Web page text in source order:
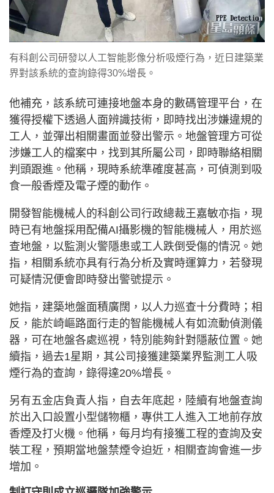
有科創公司研發以人工智能影像分析吸煙行為，近日建築業
界對該系統的查詢錄得30%增長。
他補充，該系統可連接地盤本身的數碼管理平台，在
獲得授權下透過人面辨識技術，即時找出涉嫌違規的
工人，並彈出相關畫面並發出警示。地盤管理方可從
涉嫌工人的檔案中，找到其所屬公司，即時聯絡相關
判頭跟進。他稱，現時系統準確度甚高，可偵測到吸
食一般香煙及電子煙的動作。
開發智能機械人的科創公司行政總裁王嘉敏亦指，現
時已有地盤採用配備AI攝影機的智能機械人，用於巡
查地盤，以監測火警隱患或工人跌倒受傷的情況。她
指，相關系統亦具有行為分析及實時運算力，若發現
可疑情況便會即時發出警號提示。
她指，建築地盤面積廣闊，以人力巡查十分費時；相
反，能於崎嶇路面行走的智能機械人有如流動偵測儀
器，可在地盤各處巡視，特別能夠針對隱蔽位置。她
續指，過去1星期，其公司接獲建築業界監測工人吸
煙行為的查詢，錄得達20%增長。
另有五金店負責人指，自去年底起，陸續有地盤查詢
於出入口設置小型儲物櫃，專供工人進入工地前存放
香煙及打火機。他稱，每月均有接獲工程的查詢及安
裝工程，預期當地盤禁煙令迫近，相關查詢會進一步
增加。